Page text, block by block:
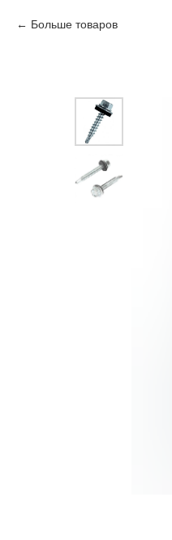
Больше товаров